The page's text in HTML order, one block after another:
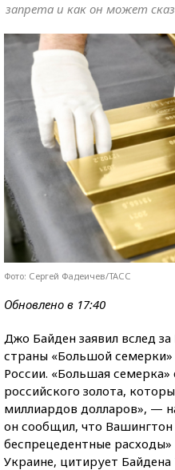
запрета и как он может
Фото: Сергей Фадеичев/ТАСС
Обновлено в 17:40
Джо Байден заявил вслед
страны «Большой семерки»
России. «Большая
российского золота,
миллиардов долларов», —
он сообщил, что Вашингтон
беспрецедентные расходы»
Украине, цитирует Байдена